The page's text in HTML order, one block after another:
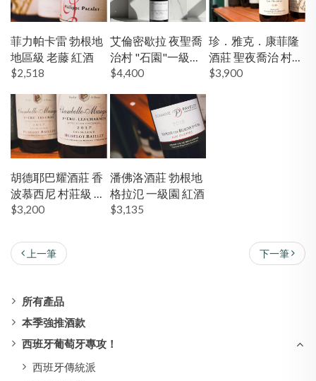
所有產品
本季強推酒款
西班牙葡萄牙專攻！
西班牙傳統派
菲力帕卡雷 勃根地
地區級 老藤 紅酒
$2,518
艾倫密歇拉 夜聖喬
治村 "石園"一級園
勃根地 紅酒
$4,400
珍．雅克．康菲隆
酒莊 聖夜喬治 村莊
級 弗勒里耶 紅酒
$3,900
胡德耶巴耀酒莊 香
波慕西尼 村莊級 紅
酒
$3,200
潘佛洛酒莊 勃根地
格拉氾 一級園 紅酒
$3,135
下一筆
上一筆